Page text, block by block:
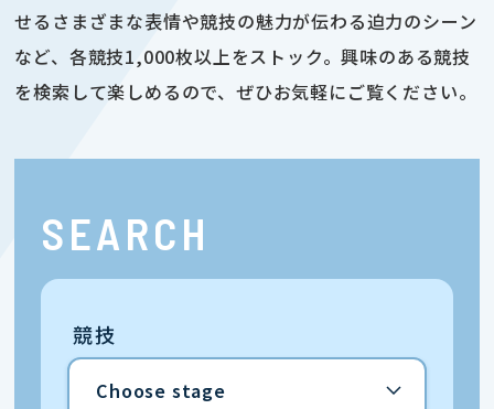
せるさまざまな表情や競技の魅力が伝わる迫力のシーン
など、各競技1,000枚以上をストック。興味のある競技
を検索して楽しめるので、ぜひお気軽にご覧ください。
SEARCH
競技